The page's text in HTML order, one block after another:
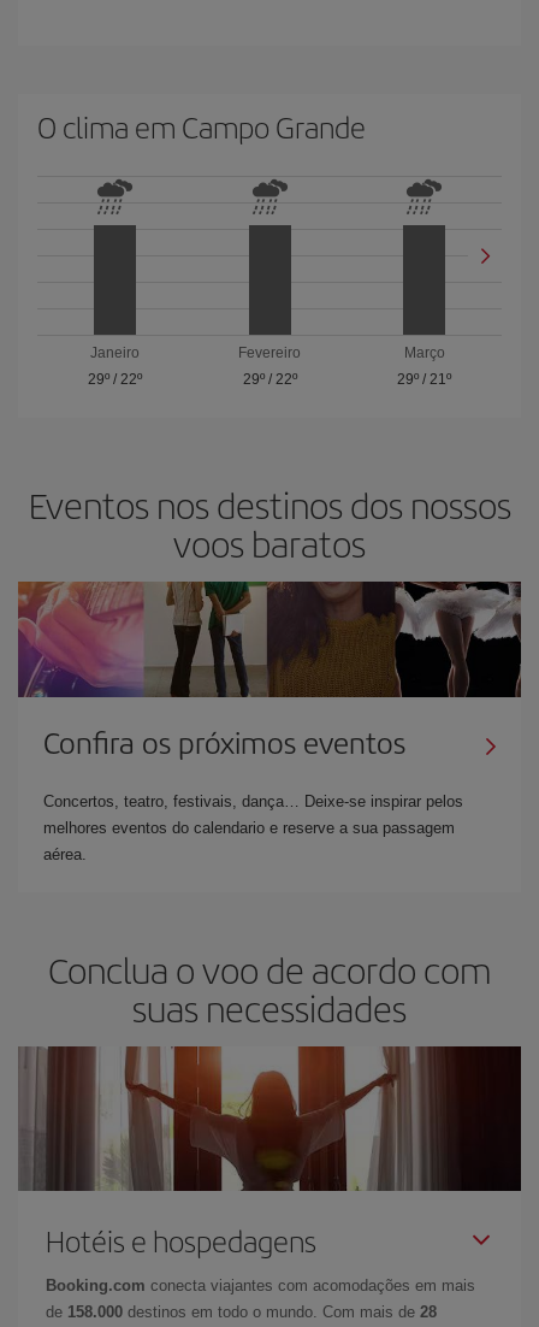
O clima em Campo Grande
Janeiro
29º/ 22º
Fevereiro
29º/ 22º
Março
29º / 21º
Eventos nos destinos dos nossos
voos baratos
Confira os próximos eventos
Concertos, teatro, festivais, dança… Deixe-se inspirar pelos
melhores eventos do calendario e reserve a sua passagem
aérea.
Conclua o voo de acordo com
suas necessidades
Hotéis e hospedagens
Booking.com conecta viajantes com acomodações em mais
de 158.000 destinos em todo o mundo. Com mais de 28